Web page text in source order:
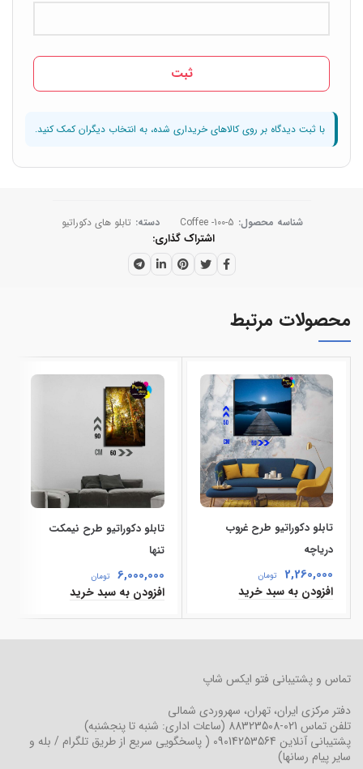
شناسه محصول: Coffee -100-5 دسته: تابلو های دکوراتیو
اشتراک گذاری
محصولات مرتبط
تابلو دکوراتیو طرح غروب
دریاچه
2,260,000 تومان
افزودن به سبد خرید
تابلو دکوراتیو طرح نیمکت
تنها
6,000,000 تومان
افزودن به سبد خرید
تماس و پشتیبانی فتو ایکس شاپ
دفتر مرکزی ایران، تهران، سهروردی شمالی
تلفن تماس 021-88323508
(ساعات اداری: شنبه تا پنجشنبه)
پشتیبانی آنلاین 09014253564 ( پاسخگویی سریع از طریق تلگرام / بله و
سایر پیام رسانها)